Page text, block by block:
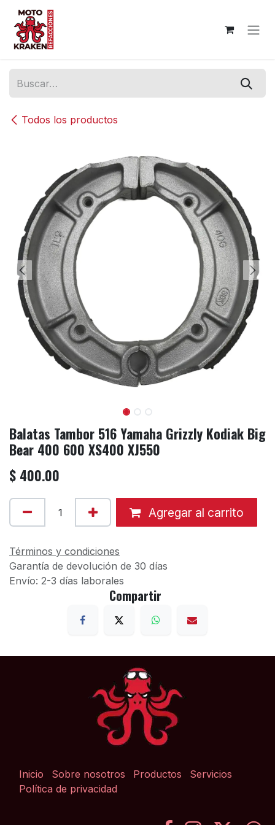
Ir al contenido
Todos los productos
Balatas Tambor 516 Yamaha Grizzly Kodiak Big
Bear 400 600 XS400 XJ550
$ 400.00
Agregar al carrito
Términos y condiciones
Garantía de devolución de 30 días
Envío: 2-3 días laborales
Compartir
Inicio Sobre nosotros Productos
Servicios
Política de privacidad